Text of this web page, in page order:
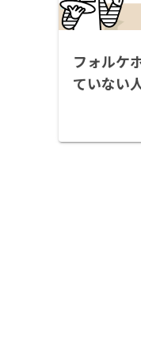
フォルケ
ていない